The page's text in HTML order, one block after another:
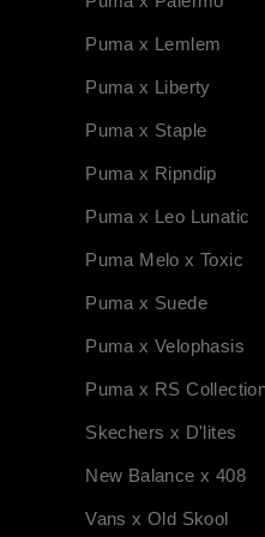
Puma x Lemlem
Puma x Liberty
Puma x Staple
Puma x Ripndip
Puma x Leo Lunatic
Puma Melo x Toxic
Puma x Suede
Puma x Velophasis
Puma x RS
Skechers x D'lites
New Balance x 408
Vans x Old Skool